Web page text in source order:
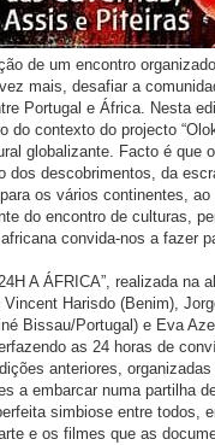
de um encontro
mais, desafiar a
Portugal e África. Nesta
do contexto do projecto
globalizante. Facto é que
dos descobrimentos, da
os vários continentes,
do encontro de culturas,
convida-nos a fazer
A ÁFRICA”, realizada na
Harisdo (Benim),
Bissau/Portugal) e Eva
as 24 horas de
anteriores,
a embarcar numa partilha
simbiose entre todos,
e os filmes que as